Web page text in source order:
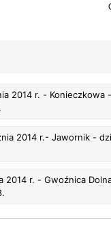
2014 r.- Jawornik -
r. - Gwoźnica